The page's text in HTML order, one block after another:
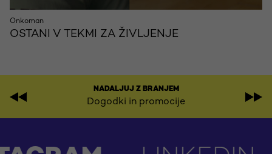
Onkoman
OSTANI V TEKMI ZA ŽIVLJENJE
NADALJUJ Z BRANJEM
Dogodki in promocije